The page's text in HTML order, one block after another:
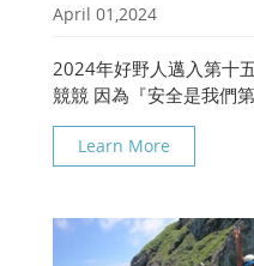
April 01,2024
2024年好野人邁入第十
競競 因為『安全是我們
備』 我們更有許多領先
官網的『全台最快相簿
Learn More